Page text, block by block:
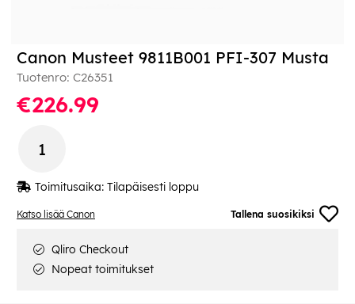
Katso lisää Canon Tallena suosikiksi
Canon Musteet 9811B001 PFI-307 Musta
Tuotenro: C26351
€226.99
Toimitusaika: Tilapäisesti loppu
Qliro Checkout
Nopeat toimitukset